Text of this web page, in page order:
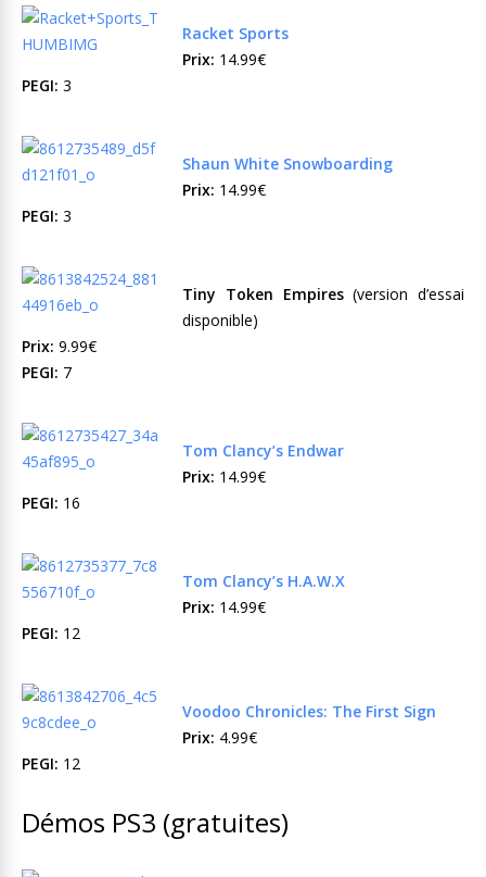
Racket Sports
Prix: 14.99€
PEGI: 3
Shaun White Snowboarding
Prix: 14.99€
PEGI: 3
Tiny Token Empires(version d’essai
disponible)
Prix: 9.99€
PEGI: 7
Tom Clancy’s Endwar
Prix: 14.99€
PEGI: 16
Tom Clancy’s H.A.W.X
Prix: 14.99€
PEGI: 12
Voodoo Chronicles: The First Sign
Prix: 4.99€
PEGI: 12
Démos PS3 (gratuites)